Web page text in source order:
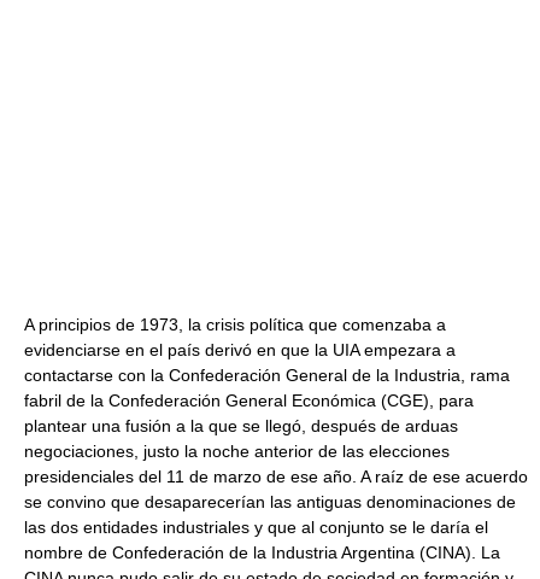
A principios de 1973, la crisis política que comenzaba a
evidenciarse en el país derivó en que la UIA empezara a
contactarse con la Confederación General de la Industria, rama
fabril de la Confederación General Económica (CGE), para
plantear una fusión a la que se llegó, después de arduas
negociaciones, justo la noche anterior de las elecciones
presidenciales del 11 de marzo de ese año. A raíz de ese acuerdo
se convino que desaparecerían las antiguas denominaciones de
las dos entidades industriales y que al conjunto se le daría el
nombre de Confederación de la Industria Argentina (CINA). La